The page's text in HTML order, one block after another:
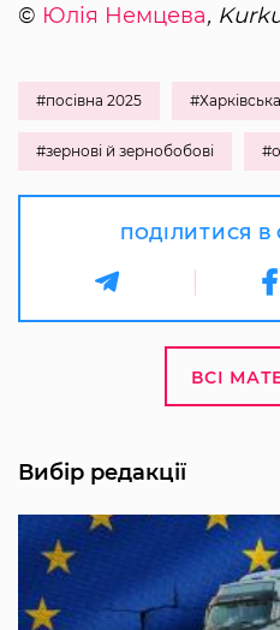
© Юлія Немцева,
#посівна 2025
#зернові й зернобобові
ПОДІЛИТИСЯ
ВСІ
Вибір редакції